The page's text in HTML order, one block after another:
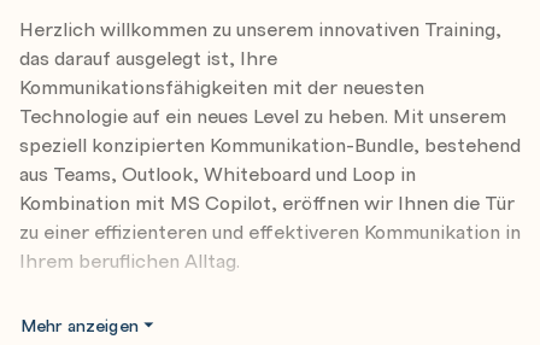
Herzlich willkommen zu unserem innovativen Training,
das darauf ausgelegt ist, Ihre
Kommunikationsfähigkeiten mit der neuesten
Technologie auf ein neues Level zu heben. Mit unserem
speziell konzipierten Kommunikation-Bundle, bestehend
aus Teams, Outlook, Whiteboard und Loop in
Kombination mit MS Copilot, eröffnen wir Ihnen die Tür
zu einer effizienteren und effektiveren Kommunikation in
Ihrem beruflichen Alltag.
Dieses praxisorientierte Training führt Sie in die
Mehr anzeigen